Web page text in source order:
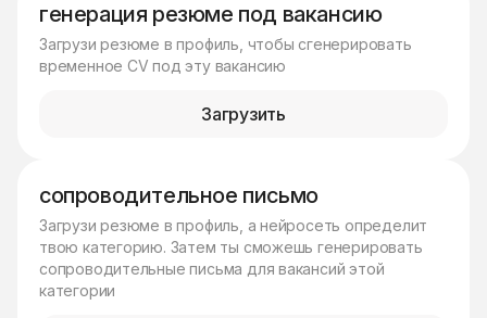
генерация резюме под вакансию
Загрузи резюме в профиль, чтобы сгенерировать
временное CV под эту вакансию
Загрузить
сопроводительное письмо
Загрузи резюме в профиль, а нейросеть определит
твою категорию. Затем ты сможешь генерировать
сопроводительные письма для вакансий этой
категории